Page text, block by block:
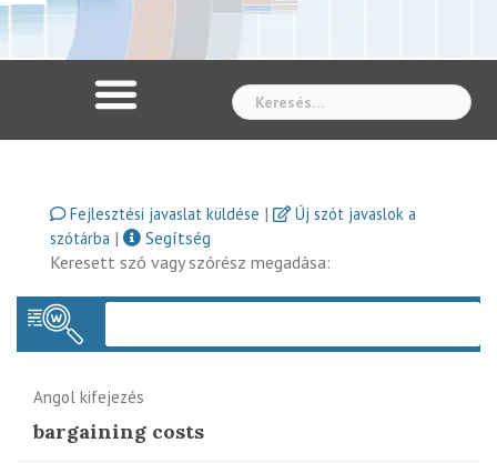
Fejlesztési javaslat küldése |
Új szót javaslok a
szótárba |
Segítség
Keresett szó vagy szórész megadása:
Angol kifejezés
bargaining costs